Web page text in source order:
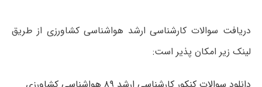
دریافت سوالات کارشناسی ارشد هواشناسی کشاورزی از طریق
لینک زیر امکان پذیر است: